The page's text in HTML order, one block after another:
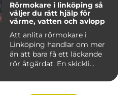
Rörmokare i linköping så
väljer du rätt hjälp för
värme, vatten och avlopp
Att anlita rörmokare i
Linköping handlar om mer
än att bara få ett läckande
rör åtgärdat. En skickli...